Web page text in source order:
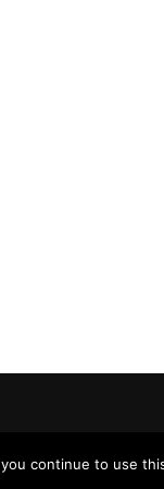
continue to use